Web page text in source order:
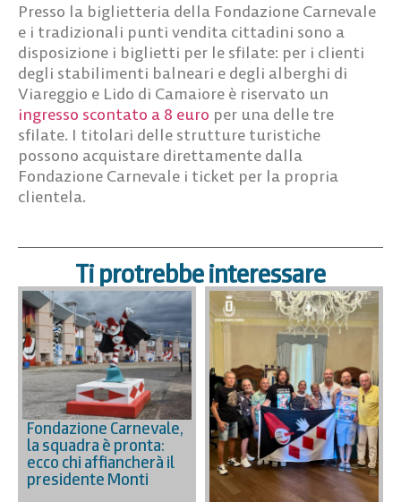
Presso la biglietteria della Fondazione Carnevale
e i tradizionali punti vendita cittadini sono a
disposizione i biglietti per le sfilate: per i clienti
degli stabilimenti balneari e degli alberghi di
Viareggio e Lido di Camaiore è riservato un
ingresso scontato a 8 euro per una delle tre
sfilate. I titolari delle strutture turistiche
possono acquistare direttamente dalla
Fondazione Carnevale i ticket per la propria
clientela.
Ti protrebbe interessare
Fondazione Carnevale,
la squadra è pronta:
ecco chi affiancherà il
presidente Monti